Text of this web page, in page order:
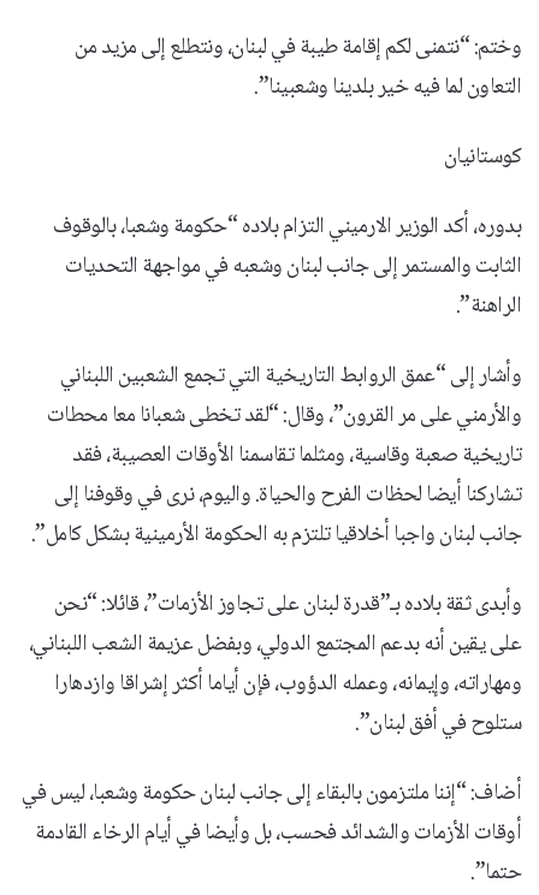
وختم: “نتمنى لكم إقامة طيبة في لبنان، ونتطلع إلى مزيد من
التعاون لما فيه خير بلدينا وشعبينا”.
كوستانيان
بدوره، أكد الوزير الارميني التزام بلاده “حكومة وشعبا، بالوقوف
الثابت والمستمر إلى جانب لبنان وشعبه في مواجهة التحديات
الراهنة”.
وأشار إلى “عمق الروابط التاريخية التي تجمع الشعبين اللبناني
والأرمني على مر القرون”، وقال: “لقد تخطى شعبانا معا محطات
تاريخية صعبة وقاسية، ومثلما تقاسمنا الأوقات العصيبة، فقد
تشاركنا أيضا لحظات الفرح والحياة. واليوم، نرى في وقوفنا إلى
جانب لبنان واجبا أخلاقيا تلتزم به الحكومة الأرمينية بشكل كامل”.
وأبدى ثقة بلاده بـ”قدرة لبنان على تجاوز الأزمات”، قائلا: “نحن
على يقين أنه بدعم المجتمع الدولي، وبفضل عزيمة الشعب اللبناني،
ومهاراته، وإيمانه، وعمله الدؤوب، فإن أياما أكثر إشراقا وازدهارا
ستلوح في أفق لبنان”.
أضاف: “إننا ملتزمون بالبقاء إلى جانب لبنان حكومة وشعبا، ليس في
أوقات الأزمات والشدائد فحسب، بل وأيضا في أيام الرخاء القادمة
حتما”.